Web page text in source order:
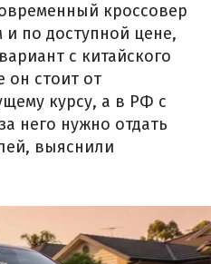
кроссовер
по доступной цене,
с китайского
он стоит от
курсу, а в РФ с
него нужно отдать
выяснили